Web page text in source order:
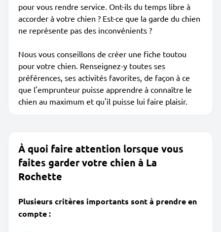
pour vous rendre service. Ont-ils du temps libre à
accorder à votre chien ? Est-ce que la garde du chien
ne représente pas des inconvénients ?
Nous vous conseillons de créer une fiche toutou
pour votre chien. Renseignez-y toutes ses
préférences, ses activités favorites, de façon à ce
que l'emprunteur puisse apprendre à connaître le
chien au maximum et qu'il puisse lui faire plaisir.
À quoi faire attention lorsque vous
faites garder votre chien à La
Rochette
Plusieurs critères importants sont à prendre en
compte :